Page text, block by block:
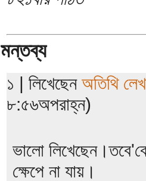
মন্তব্য
১ | লিখেছেন অতিথি
৮:৫৬অপরাহ্ন)
ভালো
ক্ষেপে না যায়।